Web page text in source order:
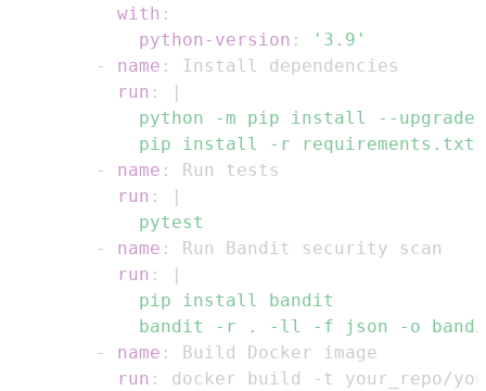
with :
python-version :
'3.9'
-
name :
run : |
        pip install -r requirements.txt
-
name :
run :
|
        pytest
-
name :
run :
|
bandit -r . -ll -f json -o
-
name :
run : docker build - t your_repo/